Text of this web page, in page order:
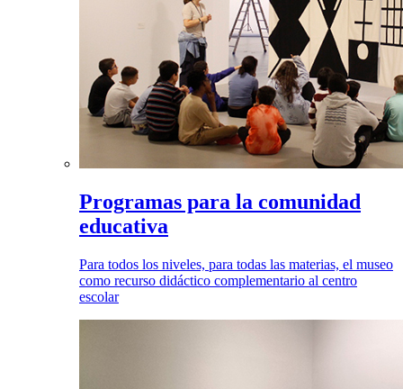
Programas para la comunidad
educativa
Para todos los niveles, para todas las materias, el museo
como recurso didáctico complementario al centro
escolar